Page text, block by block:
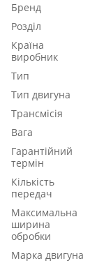
Бренд
Розділ
Країна
виробник
Тип
Тип двигуна
Трансмісія
Вага
Гарантійний
термін
Кількість
передач
Максимальна
ширина
обробки
Марка двигуна